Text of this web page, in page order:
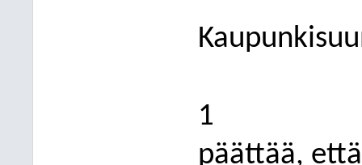
1
päättää, että